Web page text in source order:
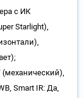
с ИК
Starlight),
(механический),
Smart IR: Да,